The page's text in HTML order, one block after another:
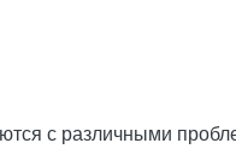
с различными